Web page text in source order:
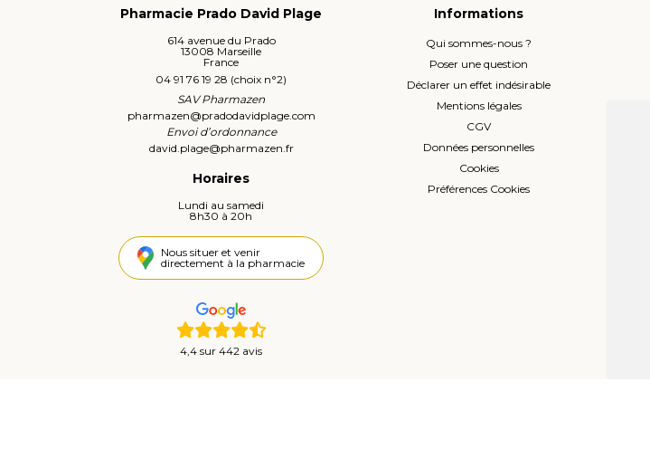
Pharmacie Prado David Plage
614 avenue du Prado
13008 Marseille
France
04 91 76 19 28 (choix n°2)
SAV Pharmazen
pharmazen@pradodavidplage.com
Envoi d’ordonnance
david.plage@pharmazen.fr
Horaires
Lundi au samedi
8h30 à 20h
Nous situer et venir
directement à la pharmacie
4,4 sur 442 avis
Informations
Qui sommes-nous ?
Poser une question
Déclarer un effet indésirable
Mentions légales
CGV
Données personnelles
Cookies
Préférences Cookies